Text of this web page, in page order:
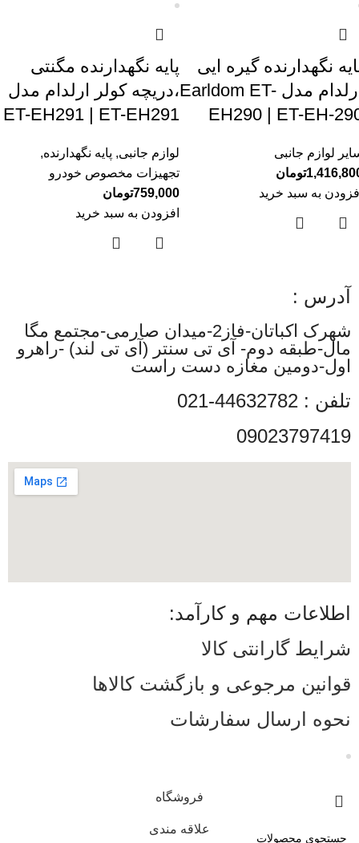
نگهدارنده گیره ایی
ارلدام مدل Earldom ET-
EH290 | ET-EH-
لوازم جانبی
تومان
به سبد خرید
پایه نگهدارنده مگنتی
،دریچه کولر ارلدام مدل
ET-EH291 | ET-EH291
لوازم جانبی, پایه نگهدارنده,
تجهیزات مخصوص خودرو
759,000تومان
افزودن به سبد خرید
آدرس :
شهرک اکباتان-فاز2-میدان صارمی-مجتمع مگا
مال-طبقه دوم- آی تی سنتر (آی تی لند) -راهرو
اول-دومین مغازه دست راست
تلفن : 44632782-021
09023797419
اطلاعات مهم و کارآمد:
شرایط گارانتی کالا
قوانین مرجوعی و بازگشت کالاها
نحوه ارسال سفارشات
فروشگاه
علاقه مندی